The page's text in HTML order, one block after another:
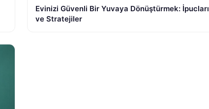
Evinizi Güvenli Bir Yuvaya Dönüştürmek: İpucları
ve Stratejiler